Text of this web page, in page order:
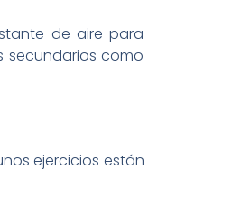
de aire para
secundarios como
ejercicios están